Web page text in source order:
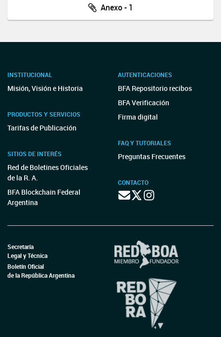
Anexo - 1
INSTITUCIONAL
Misión, Visión e Historia
PRODUCTOS Y SERVICIOS
Tarifas de Publicación
SITIOS DE INTERÉS
Red de Boletines Oficiales
de la R. A.
BFA Blockchain Federal
Argentina
AUTENTICACIONES
BFA Repositorio recibos
BFA Verificación
Firma digital
FAQ Y TUTORIALES
Preguntas Frecuentes
CONTACTO
Secretaría
Legal y Técnica
Boletín Oficial
de la República Argentina